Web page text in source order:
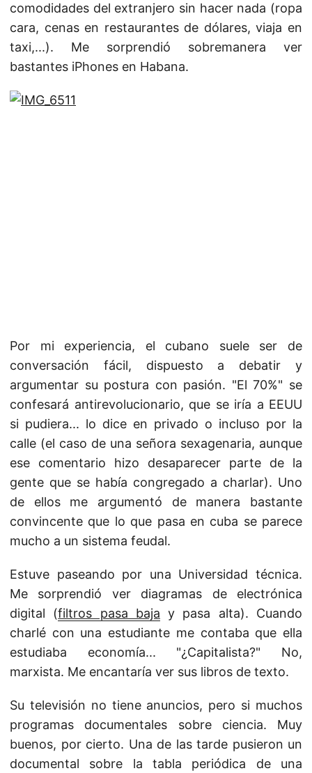
comodidades del extranjero sin hacer nada (ropa
cara, cenas en restaurantes de dólares, viaja en
taxi,...). Me sorprendió sobremanera ver
bastantes iPhones en Habana.
Por mi experiencia, el cubano suele ser de
conversación fácil, dispuesto a debatir y
argumentar su postura con pasión. "El 70%" se
confesará antirevolucionario, que se iría a EEUU
si pudiera... lo dice en privado o incluso por la
calle (el caso de una señora sexagenaria, aunque
ese comentario hizo desaparecer parte de la
gente que se había congregado a charlar). Uno
de ellos me argumentó de manera bastante
convincente que lo que pasa en cuba se parece
mucho a un sistema feudal.
Estuve paseando por una Universidad técnica.
Me sorprendió ver diagramas de electrónica
digital (filtros pasa baja y pasa alta). Cuando
charlé con una estudiante me contaba que ella
estudiaba economía... "¿Capitalista?" No,
marxista. Me encantaría ver sus libros de texto.
Su televisión no tiene anuncios, pero si muchos
programas documentales sobre ciencia. Muy
buenos, por cierto. Una de las tarde pusieron un
documental sobre la tabla periódica de una